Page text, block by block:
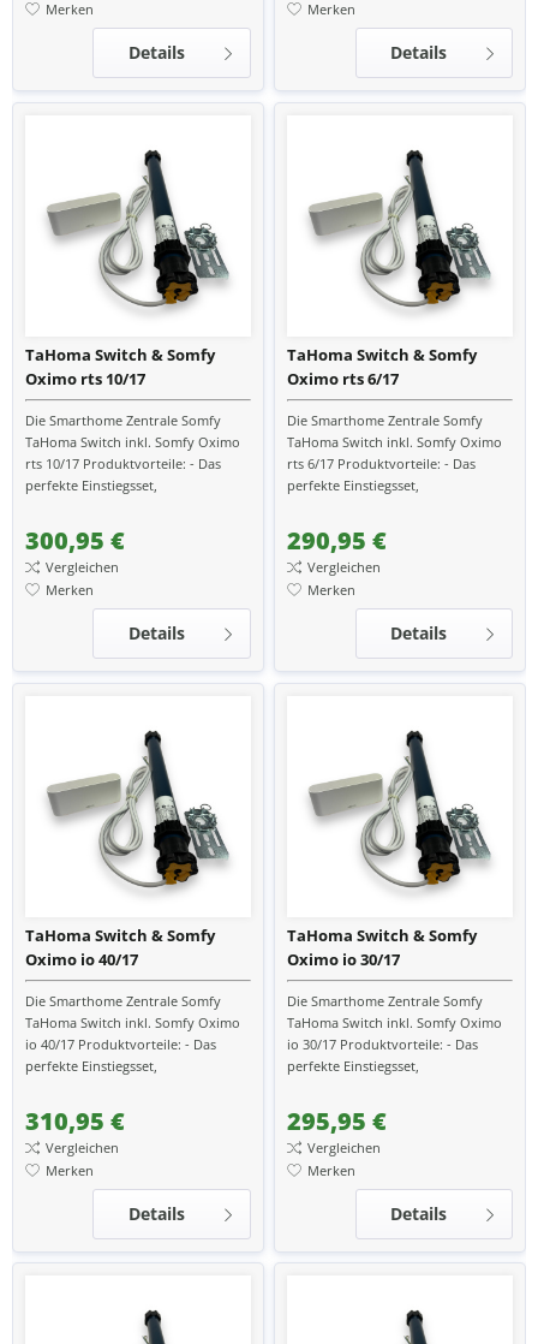
Merken
Details
Merken
Details
TaHoma Switch & Somfy
Oximo rts 10/17
Die Smarthome Zentrale Somfy
TaHoma Switch inkl. Somfy Oximo
rts 10/17 Produktvorteile: - Das
perfekte Einstiegsset,
300,95 €
Vergleichen
Merken
Details
TaHoma Switch & Somfy
Oximo rts 6/17
Die Smarthome Zentrale Somfy
TaHoma Switch inkl. Somfy Oximo
rts 6/17 Produktvorteile: - Das
perfekte Einstiegsset,
290,95 €
Vergleichen
Merken
Details
TaHoma Switch & Somfy
Oximo io 40/17
Die Smarthome Zentrale Somfy
TaHoma Switch inkl. Somfy Oximo
io 40/17 Produktvorteile: - Das
perfekte Einstiegsset,
310,95 €
Vergleichen
Merken
Details
TaHoma Switch & Somfy
Oximo io 30/17
Die Smarthome Zentrale Somfy
TaHoma Switch inkl. Somfy Oximo
io 30/17 Produktvorteile: - Das
perfekte Einstiegsset,
295,95 €
Vergleichen
Merken
Details